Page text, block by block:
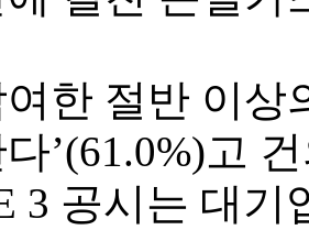
한 절반 이상
’(61.0%)고
3 공시는 대